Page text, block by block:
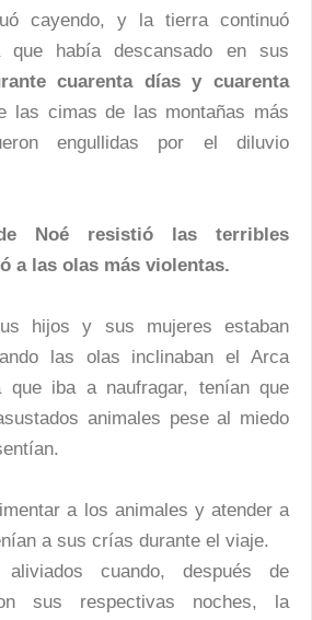
cayendo, y la tierra continuó
que había descansado en sus
cuarenta días y cuarenta
las cimas de las montañas más
engullidas por el diluvio
Noé resistió las terribles
a las olas más violentas.
hijos y sus mujeres estaban
las olas inclinaban el Arca
que iba a naufragar, tenían que
animales pese al miedo
a los animales y atender a
a sus crías durante el viaje.
aliviados cuando, después de
sus respectivas noches, la